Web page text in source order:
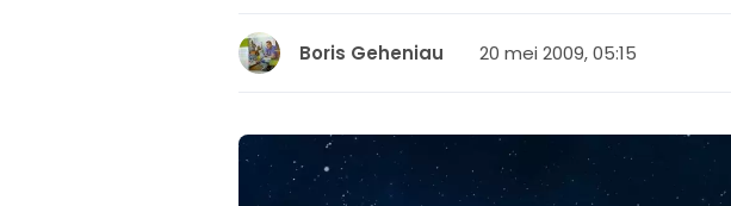
Boris Geheniau 20 mei 2009, 05:15